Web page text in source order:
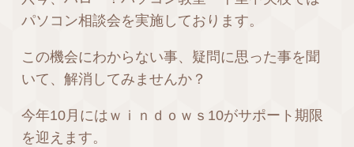
パソコン相談会を実施しております。
この機会にわからない事、疑問に思った事を聞
いて、解消してみませんか？
今年10月にはｗｉｎｄｏｗｓ10がサポート期限
を迎えます。